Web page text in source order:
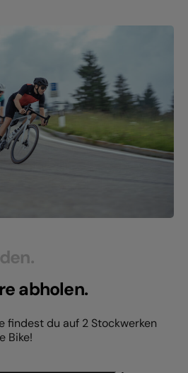
abholen.
findest du auf 2 Stockwerken
Bike!